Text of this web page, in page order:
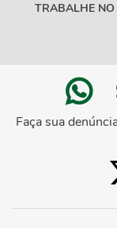
TRABALHE
Faça sua